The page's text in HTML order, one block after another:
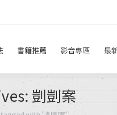
書籍推薦 影音專區 最
剴剴案